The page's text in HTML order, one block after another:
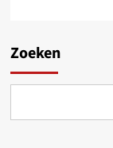
Zoeken